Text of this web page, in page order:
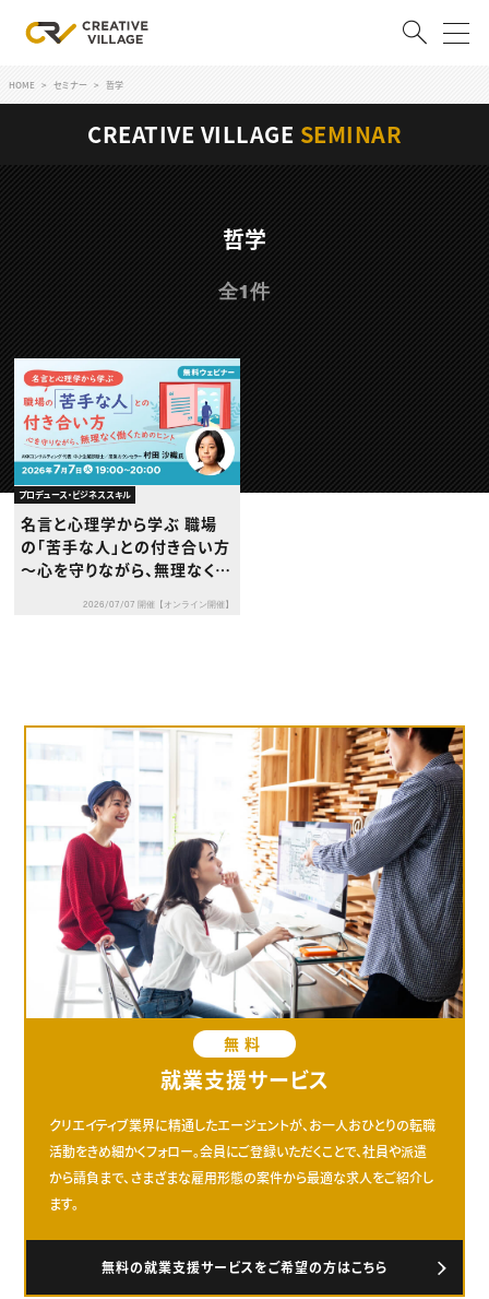
ログイン 会員登録
RECRUIT
クリエイター求人を探す
CREATIVE JOB求人検索
特集求人
採用説明会
転職支援サービス
CONTENTS
スキルアップしたい！
スキルアップしたい！ トップ
デザイン
プログラミング
動画配信・映像制作
編集・ライティング
マーケティング
ディレクション
業界解説・キャリア事情
お役立ち基礎知識
TOP Creator’s コラム
TOP Creator’s コラム トップ
Webクリエイター
アプリクリエイター
ゲームクリエイター
映像クリエイター
マーケッター
クリエイターインタビュー
セミナー
ニュース・トレンド
ニュース・トレンド トップ
プロフェッショナル×つながる×メディア
HOME セミナー 哲学
CREATIVE VILLAGE SEMINAR
哲学
全1件
プロデュース・ビジネススキル
名言と心理学から学ぶ 職場
の「苦手な人」との付き合い方
〜心を守りながら、無理なく働
2026/07/07 開催【オンライン開催】
無料
就業支援サービス
クリエイティブ業界に精通したエージェントが、お一人おひとりの転職
活動をきめ細かくフォロー。会員にご登録いただくことで、社員や派遣
から請負まで、さまざまな雇用形態の案件から最適な求人をご紹介し
ます。
無料の就業支援サービスをご希望の方はこちら